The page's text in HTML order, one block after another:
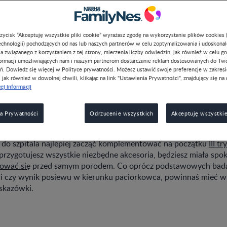
co powinno znaleźć się w Twojej torbie do szpitala?
dla maluszka i dla siebie. Przygotuj z nami własną listę
przydadzą Ci się w trakcie pobytu w szpitalu.
pakować torbę do
do szpitala najlepiej zacząć komplementować na początkuIII
wszystkie niezbędne akcesoria, będziesz miała
sięprzed samym porodem. Co oprócz podstawowych
czy wynik posiewu w kierunku paciorkowca, powinnaś mieć
“Akceptuję wszystkie pliki cookie” wyrażasz zgodę na wykorzystanie plików cookies
pochodzących od nas lub naszych partnerów w celu zoptymalizowania i
związanego z korzystaniem z tej strony, mierzenia liczby odwiedzin, jak również w celu
umożliwiających nam i naszym partnerom dostarczanie reklam dostosowanych do
Dowiedz się więcej w Polityce prywatności. Możesz ustawić swoje preferencje w
również w dowolnej chwili, klikając na link "Ustawienia Prywatności", znajdujący się na
informacji
Prywatności Odrzucenie wszystkich Akceptuję